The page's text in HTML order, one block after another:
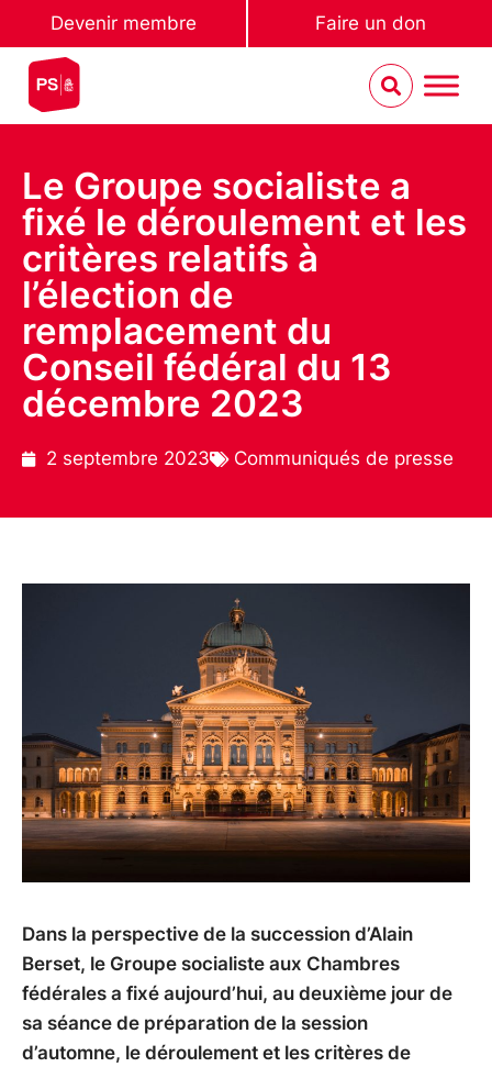
Devenir membre Faire un don
Le Groupe socialiste a
fixé le déroulement et les
critères relatifs à
l’élection de
remplacement du
Conseil fédéral du 13
décembre 2023
2 septembre 2023 Communiqués de presse
Dans la perspective de la succession d’Alain
Berset, le Groupe socialiste aux Chambres
fédérales a fixé aujourd’hui, au deuxième jour de
sa séance de préparation de la session
d’automne, le déroulement et les critères de